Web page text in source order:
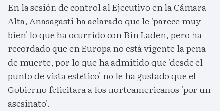
En la sesión de control al Ejecutivo en la Cámara
Alta, Anasagasti ha aclarado que le 'parece muy
bien' lo que ha ocurrido con Bin Laden, pero ha
recordado que en Europa no está vigente la pena
de muerte, por lo que ha admitido que 'desde el
punto de vista estético' no le ha gustado que el
Gobierno felicitara a los norteamericanos 'por un
asesinato'.